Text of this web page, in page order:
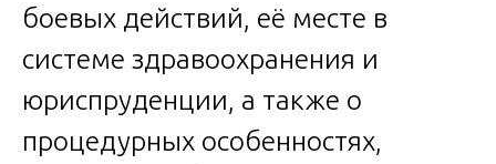
боевых действий, её месте в
системе здравоохранения и
юриспруденции, а также о
процедурных особенностях,